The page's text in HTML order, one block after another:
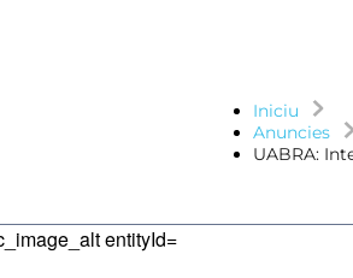
Iniciu
Anuncies
UABRA: